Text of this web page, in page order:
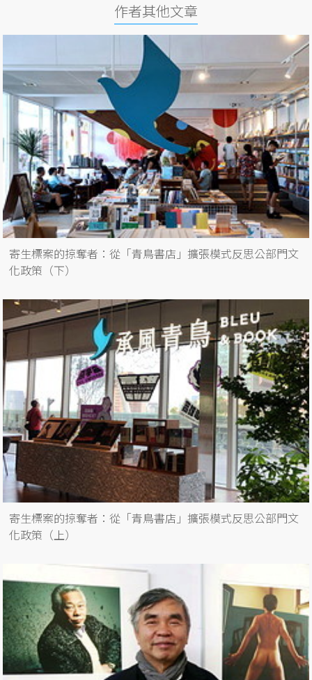
作者其他文章
寄生標案的掠奪者：從「青鳥書店」擴張模式反思公部門文
化政策（下）
寄生標案的掠奪者：從「青鳥書店」擴張模式反思公部門文
化政策（上）